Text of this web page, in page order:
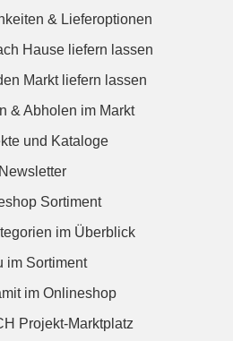
& Lieferoptionen
Hause liefern lassen
Markt liefern lassen
& Abholen im Markt
und Kataloge
Newsletter
Sortiment
im Überblick
im Sortiment
im Onlineshop
Projekt-Marktplatz